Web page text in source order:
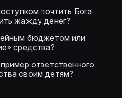
почтить Бога
жажду денег?
бюджетом или
средства?
ответственного
своим детям?